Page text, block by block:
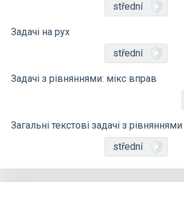
střední
Задачі на рух
střední
Задачі з рівняннями: мікс вправ
Загальні текстові задачі з рівняннями
střední